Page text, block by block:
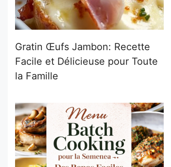
Gratin Œufs Jambon: Recette
Facile et Délicieuse pour Toute
la Famille